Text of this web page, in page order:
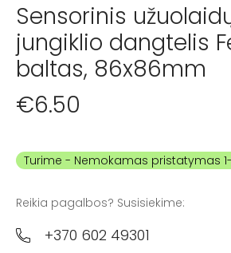
Sensorinis
jungiklio dangtelis
baltas, 86x86mm
€6.50
Turime
Reikia pagalbos? Susisiekime:
+370 602 49301